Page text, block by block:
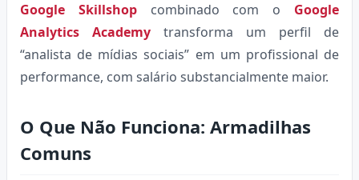
Google Skillshopcombinado com o Google
Analytics Academy transforma um perfil de
“analista de mídias sociais” em um profissional de
performance, com salário substancialmente maior.
O Que Não Funciona: Armadilhas
Comuns